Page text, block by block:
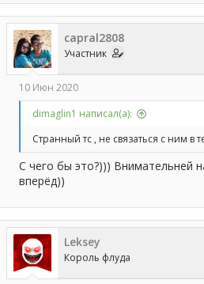
capral2808
Участник
10 Июн 2020
dimaglin1 написал(а):
Странный тс , не связаться с ним в
С чего бы это?))) Внимательней
вперёд))
Leksey
Король флуда